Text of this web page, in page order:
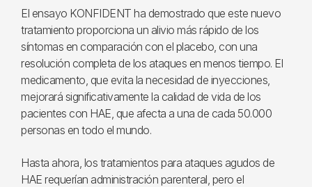
El ensayo KONFIDENT ha demostrado que este nuevo
tratamiento proporciona un alivio más rápido de los
síntomas en comparación con el placebo, con una
resolución completa de los ataques en menos tiempo. El
medicamento, que evita la necesidad de inyecciones,
mejorará significativamente la calidad de vida de los
pacientes con HAE, que afecta a una de cada 50.000
personas en todo el mundo.
Hasta ahora, los tratamientos para ataques agudos de
HAE requerían administración parenteral, pero el